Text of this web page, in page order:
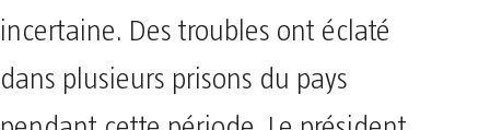
incertaine. Des troubles ont éclaté
dans plusieurs prisons du pays